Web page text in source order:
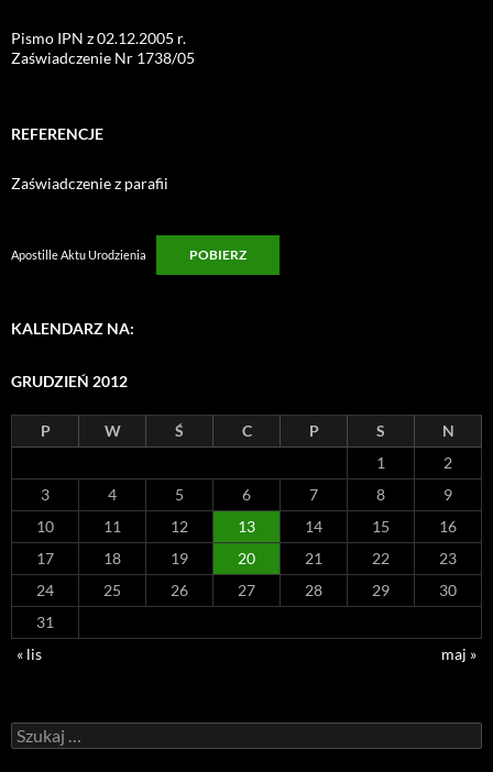
Pismo IPN z 02.12.2005 r.
Zaświadczenie Nr 1738/05
REFERENCJE
Zaświadczenie z parafii
Apostille Aktu Urodzienia POBIERZ
KALENDARZ NA:
GRUDZIEŃ 2012
P W Ś C P S
N
1
2
3
4 5 6 7 8
9
10
11 12 13 14 15
16
17
18 19 20 21 22
23
24
25 26 27 28 29
30
31
« lis
maj »
Szukaj: